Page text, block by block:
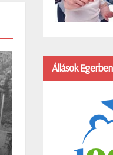
Állások Egerben